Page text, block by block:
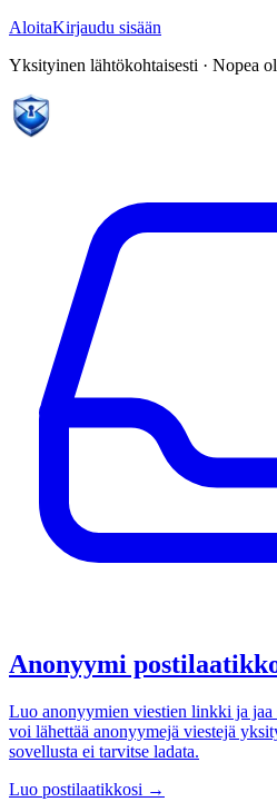
AloitaKirjaudu sisään
Yksityinen lähtökohtaisesti · Nopea
Anonyymi
Luo anonyymien viestien linkki ja jaa
voi lähettää anonyymejä viestejä
sovellusta ei tarvitse ladata.
Luo postilaatikkosi →